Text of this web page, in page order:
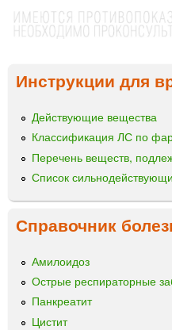
Инструкции для
Действующие вещества
Классификация ЛС по
Перечень веществ,
Список
Справочник
Амилоидоз
Острые респираторные
Панкреатит
Цистит